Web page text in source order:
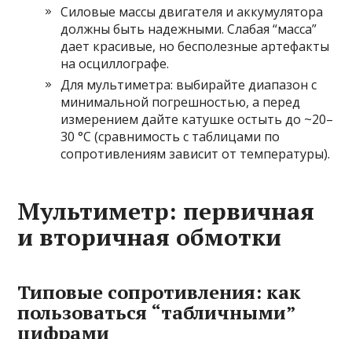
Силовые массы двигателя и аккумулятора
должны быть надежными. Слабая “масса”
дает красивые, но бесполезные артефакты
на осциллографе.
Для мультиметра: выбирайте диапазон с
минимальной погрешностью, а перед
измерением дайте катушке остыть до ~20–
30 °C (сравнимость с таблицами по
сопротивлениям зависит от температуры).
Мультиметр: первичная
и вторичная обмотки
Типовые сопротивления: как
пользоваться “табличными”
цифрами